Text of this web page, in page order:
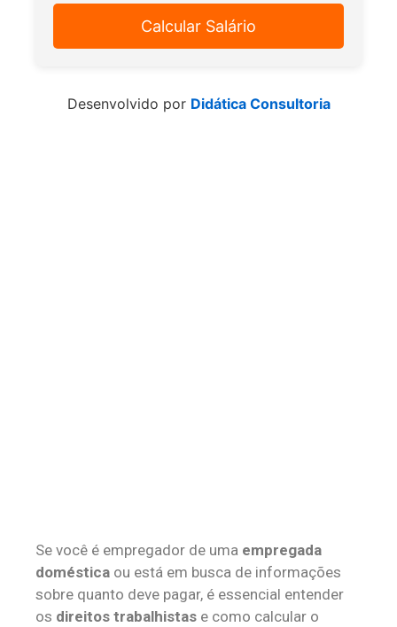
Calcular Salário
Desenvolvido por Didática Consultoria
Se você é empregador de uma empregada
doméstica ou está em busca de informações
sobre quanto deve pagar, é essencial entender
os direitos trabalhistas e como calcular o